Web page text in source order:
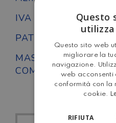
IVA DETRAIBILE No
PATENTE
MASSA
COMPLESSIVA
Questo
Questo sito web
migliorare la
navigazione.
web acconsenti
conformità con la
cookie.
RIFIUTA